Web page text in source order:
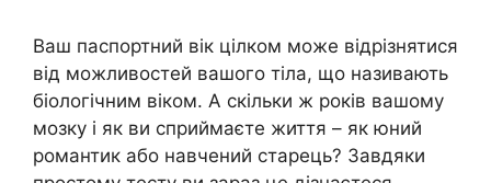
Ваш паспортний вік цілком може відрізнятися
від можливостей вашого тіла, що називають
біологічним віком. А скільки ж років вашому
мозку і як ви сприймаєте життя – як юний
романтик або навчений старець? Завдяки